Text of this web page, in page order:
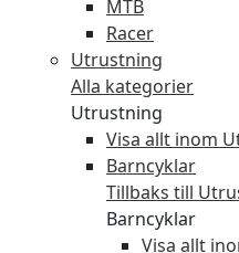
MTB
Racer
Utrustning
Alla kategorier
Utrustning
Visa allt inom
Barncyklar
Tillbaks till
Barncyklar
Visa allt